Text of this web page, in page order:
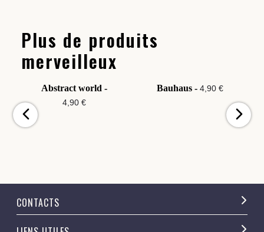
Plus de produits
merveilleux
Abstract world -
4,90 €
Bauhaus -4,90 €
CONTACTS